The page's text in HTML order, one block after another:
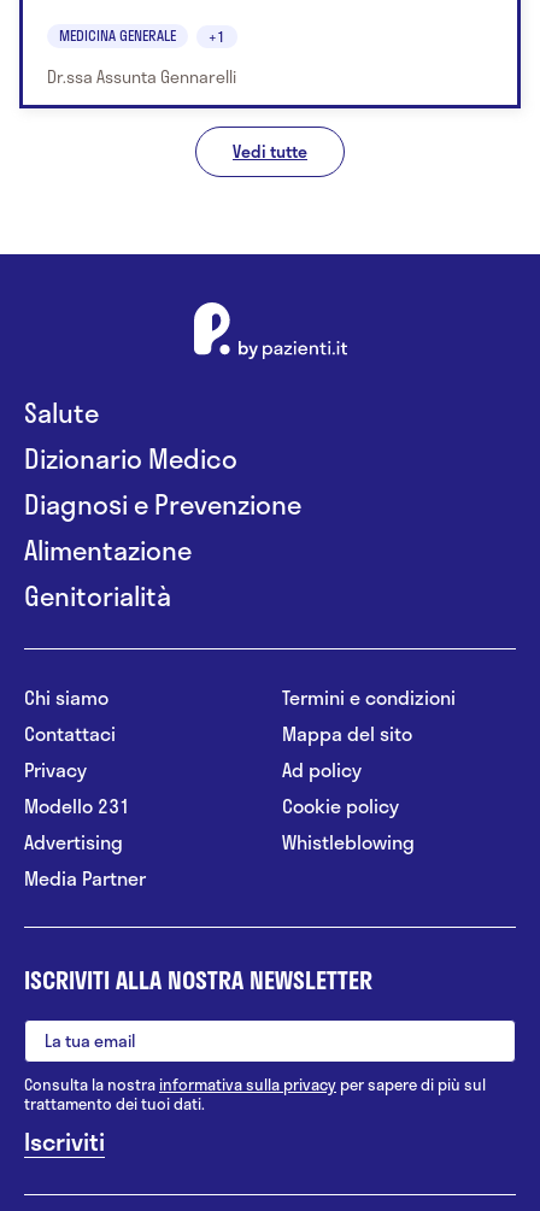
MEDICINA GENERALE +1
Dr.ssa Assunta Gennarelli
Vedi tutte
Salute
Dizionario Medico
Diagnosi e Prevenzione
Alimentazione
Genitorialità
Chi siamo
Contattaci
Privacy
Modello 231
Advertising
Media Partner
Termini e condizioni
Mappa del sito
Ad policy
Cookie policy
Whistleblowing
ISCRIVITI ALLA NOSTRA NEWSLETTER
Consulta la nostrainformativa sulla privacy per sapere di più sul
trattamento dei tuoi dati.